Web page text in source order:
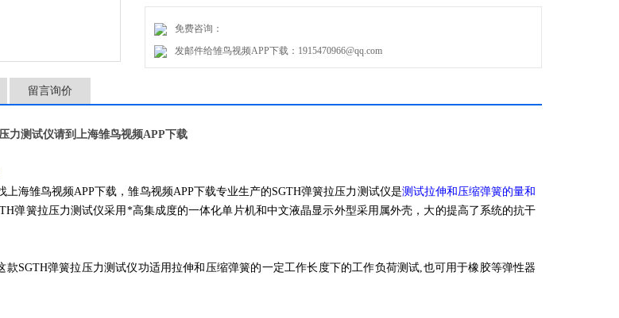
免费咨询：
发邮件给雏鸟视频APP下载：1915470966@qq.com
留言询价
力测试仪请到上海雏鸟视频APP下载
海雏鸟视频APP下载，雏鸟视频APP下载专业生产的SGTH弹簧拉压力测试仪是测试拉伸和压缩弹簧的量和
弹簧拉压力测试仪采用*高集成度的一体化单片机和中文液晶显示外型采用属外壳，大的提高了系统的抗干
款SGTH弹簧拉压力测试仪功适用拉伸和压缩弹簧的一定工作长度下的工作负荷测试,也可用于橡胶等弹性器